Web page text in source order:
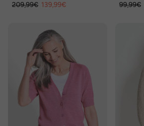
209,99€ 139,99€ 99,99€